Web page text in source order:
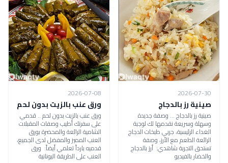
2026-07-30
صينية رز بالدجاج
صينية رز بالدجاج ... وصفة جديدة
وسهلة وسريعة نقدمها لك لوجبة
الغداء الرئيسية، جربي طبخات الدجاج
الرائعة الطعم مع الأرز، وصفة
تستحق التجربة شاهدي: أرز بالدجاج
والخضار بالفيديو
2026-07-08
ورق عنب بالزيت بدون لحم
ورق عنب بالزيت بدون لحم .. قدمي
على سفرتك أطيب وصفات المقبلات
الشامية الرائعة والمحضرة بورق
العنب المميز والمفضل لدى الجميع،
قدميه بارداً تعلمي أيضاً: ورق
العنب على الطريقة اليونانية